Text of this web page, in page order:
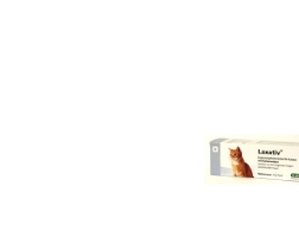
KRÁLÍCI/HLODAVCI/PTÁCI